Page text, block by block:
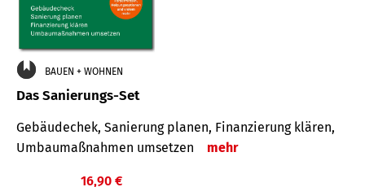
BAUEN + WOHNEN
Das Sanierungs-Set
Gebäudechek, Sanierung planen, Finanzierung klären,
Umbaumaßnahmen umsetzen
mehr
16,90 €